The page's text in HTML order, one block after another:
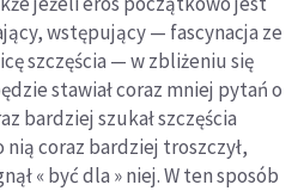
wstępujący — fascynacja ze
szczęścia — w zbliżeniu się
stawiał coraz mniej pytań o
bardziej szukał szczęścia
coraz bardziej troszczył,
« być dla » niej. W ten sposób